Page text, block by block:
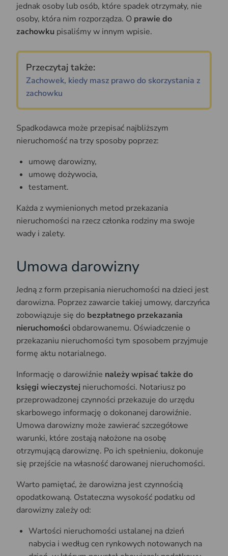
jednak osoby lub osób, które spadek otrzymały, nie
osoby, która nim rozporządza. O prawie do
zachowku pisaliśmy w innym wpisie.
Przeczytaj także:
Zachowek, kiedy masz prawo do skorzystania z
zachowku
Spadkodawca może przepisać najbliższym
nieruchomość na trzy sposoby poprzez:
umowę darowizny,
umowę dożywocia,
testament.
Każda z wymienionych metod przekazania
nieruchomości na rzecz członka rodziny ma swoje
wady i zalety.
Umowa darowizny
Jedną z form przepisania nieruchomości na dzieci jest
darowizna. Poprzez zawarcie takiej umowy, darczyńca
zobowiązuje się do bezpłatnego przekazania
nieruchomości obdarowanemu. Oświadczenie o
przekazaniu nieruchomości tym sposobem przyjmuje
formę aktu notarialnego.
Informację o darowiźnie należy wpisać także do
księgi wieczystej nieruchomości. Notariusz po
przeprowadzonej czynności przekazuje do urzędu
skarbowego informację o dokonanej darowiźnie.
Umowa darowizny może zawierać szczegółowe
warunki, które zostają nałożone na osobę
otrzymującą darowiznę. Po ich spełnieniu, dokonuje
się przejście na własność darowanej nieruchomości.
Warto pamiętać, że darowizna jest czynnością
opodatkowaną. Ostateczna wysokość podatku od
darowizny zależy od:
Wartości nieruchomości ustalanej na dzień
nabycia i według cen rynkowych notowanych na